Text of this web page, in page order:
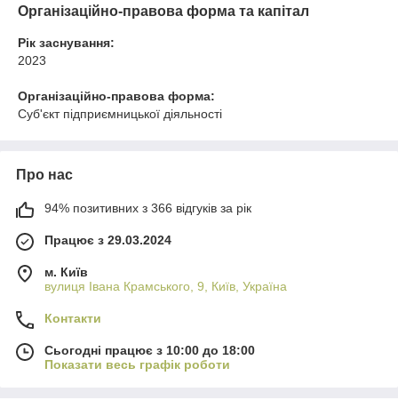
Організаційно-правова форма та капітал
Рік заснування:
2023
Організаційно-правова форма:
Суб'єкт підприємницької діяльності
Про нас
94% позитивних з 366 відгуків за рік
Працює з 29.03.2024
м. Київ
вулиця Івана Крамського, 9, Київ, Україна
Контакти
Сьогодні працює з 10:00 до 18:00
Показати весь графік роботи